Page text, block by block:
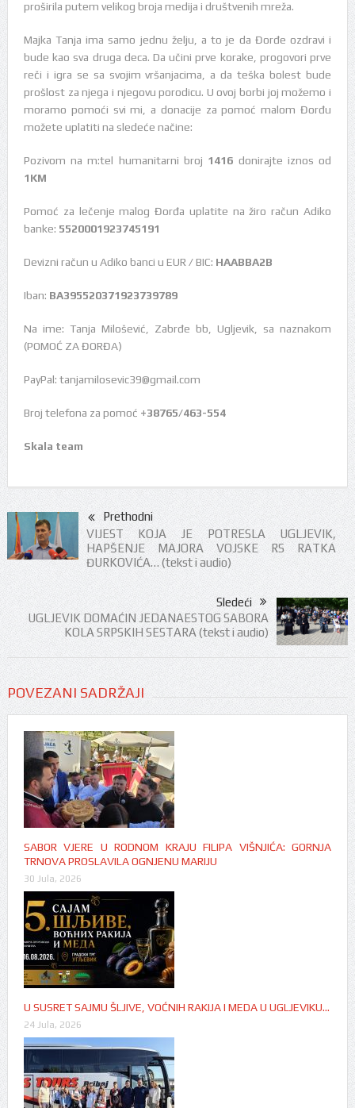
proširila putem velikog broja medija i društvenih mreža.
Majka Tanja ima samo jednu želju, a to je da Đorđe ozdravi i
bude kao sva druga deca. Da učini prve korake, progovori prve
reči i igra se sa svojim vršanjacima, a da teška bolest bude
prošlost za njega i njegovu porodicu. U ovoj borbi joj možemo i
moramo pomoći svi mi, a donacije za pomoć malom Đorđu
možete uplatiti na sledeće načine:
Pozivom na m:tel humanitarni broj 1416 donirajte iznos od
1KM
Pomoć za lečenje malog Đorđa uplatite na žiro račun Adiko
banke: 5520001923745191
Devizni račun u Adiko banci u EUR / BIC: HAABBA2B
Iban: BA395520371923739789
Na ime: Tanja Milošević, Zabrđe bb, Ugljevik, sa naznakom
(POMOĆ ZA ĐORĐA)
PayPal: tanjamilosevic39@gmail.com
Broj telefona za pomoć +38765/463-554
Skala team
Prethodni
VIJEST KOJA JE POTRESLA UGLJEVIK,
HAPŠENJE MAJORA VOJSKE RS RATKA
ĐURKOVIĆA… (tekst i audio)
Sledeći
UGLJEVIK DOMAĆIN JEDANAESTOG SABORA
KOLA SRPSKIH SESTARA (tekst i audio)
POVEZANI SADRŽAJI
SABOR VJERE U RODNOM KRAJU FILIPA VIŠNJIĆA: GORNJA
TRNOVA PROSLAVILA OGNJENU MARIJU
30 Jula, 2026
U SUSRET SAJMU ŠLJIVE, VOĆNIH RAKIJA I MEDA U UGLJEVIKU…
24 Jula, 2026